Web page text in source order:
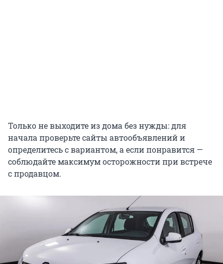
Только не выходите из дома без нужды: для
начала проверьте сайты автообъявлений и
определитесь с вариантом, а если понравится —
соблюдайте максимум осторожности при встрече
с продавцом.